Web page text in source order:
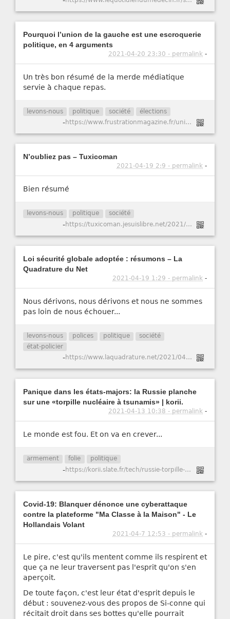
Pourquoi l’union de la gauche est une escroquerie
politique, en 4 arguments
2021-04-20 23:30 - permalink -
Un très bon résumé de la merde médiatique
servie à chaque repas.
levons-nous politique société élections
- https://www.frustrationmagazine.fr/union-de-la-gauche/
N’oubliez pas – Tuxicoman
2021-04-19 2:9 - permalink -
Bien résumé
levons-nous politique société
- https://tuxicoman.jesuislibre.net/2021/04/noubliez-pas.html
Loi sécurité globale adoptée : résumons – La
Quadrature du Net
2021-04-19 1:29 - permalink -
Nous dérivons, nous dérivons et nous ne sommes
pas loin de nous échouer...
levons-nous polices politique
société
état-policier
- https://www.laquadrature.net/2021/04/16/loi-securite-globale-adoptee-resumons/
Panique dans les états-majors: la Russie planche
sur une «torpille nucléaire à tsunamis» | korii.
2021-04-13 10:38 - permalink -
Le monde est fou. Et on va en crever...
armement folie politique
- https://korii.slate.fr/tech/russie-torpille-nucleaire-tsunamis-radioactifs-poseidon-2m39-arctique-belgorod
Covid-19: Blanquer dénonce une cyberattaque
contre la plateforme "Ma Classe à la Maison" - Le
Hollandais Volant
2021-04-7 12:53 - permalink -
Le pire, c'est qu'ils mentent comme ils respirent et
que ça ne leur traversent pas l'esprit qu'on s'en
aperçoit.
De toute façon, c'est leur état d'esprit depuis le
début : souvenez-vous des propos de Si-conne qui
récitait droit dans ses bottes qu'elle pourrait